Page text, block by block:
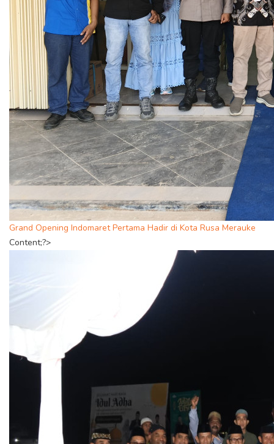
Grand Opening Indomaret Pertama Hadir di Kota Rusa Merauke
Content;?>